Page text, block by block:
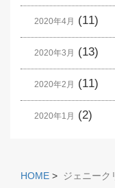
2020年4月 (11)
2020年3月 (13)
2020年2月 (11)
2020年1月 (2)
HOME > ジェニーク